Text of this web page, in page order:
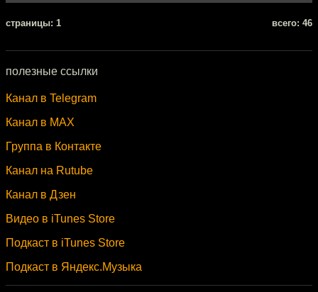
cтраницы: 1 всего: 46
полезные ссылки
Канал в Telegram
Канал в MAX
Группа в Контакте
Канал на Rutube
Канал в Дзен
Видео в iTunes Store
Подкаст в iTunes Store
Подкаст в Яндекс.Музыка